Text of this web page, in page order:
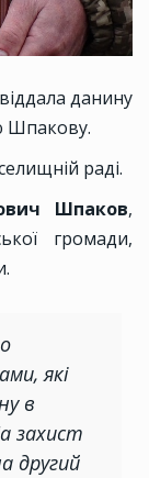
данину
Шпакову.
раді.
Шпаков,
громади,
які
в
захист
другий